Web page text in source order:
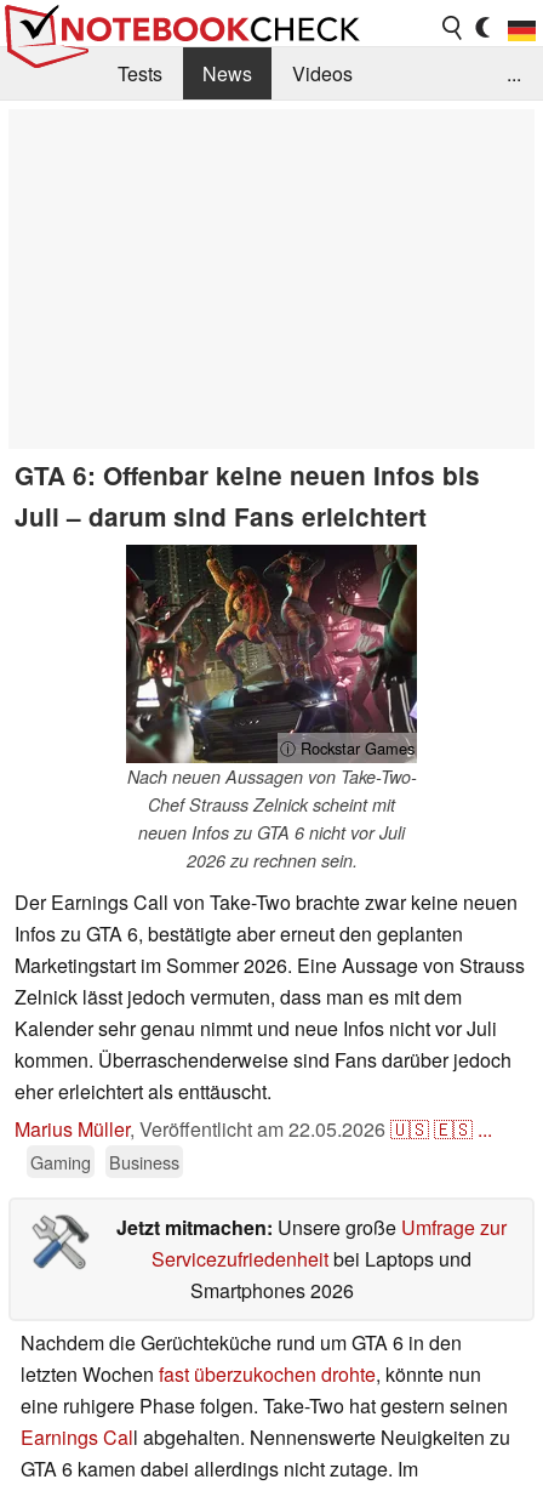
Tests News
Videos
...
GTA 6: Offenbar keine neuen Infos bis
Juli – darum sind Fans erleichtert
ⓘ Rockstar Games
Nach neuen Aussagen von Take-Two-
Chef Strauss Zelnick scheint mit
neuen Infos zu GTA 6 nicht vor Juli
2026 zu rechnen sein.
Der Earnings Call von Take-Two brachte zwar keine neuen
Infos zu GTA 6, bestätigte aber erneut den geplanten
Marketingstart im Sommer 2026. Eine Aussage von Strauss
Zelnick lässt jedoch vermuten, dass man es mit dem
Kalender sehr genau nimmt und neue Infos nicht vor Juli
kommen. Überraschenderweise sind Fans darüber jedoch
eher erleichtert als enttäuscht.
Marius Müller, Veröffentlicht am22.05.2026🇺🇸🇪🇸 ...
Gaming Business
Jetzt mitmachen: Unsere große Umfrage zur
Servicezufriedenheitbei Laptops und
Smartphones 2026
Nachdem die Gerüchteküche rund um GTA 6 in den
letzten Wochen fast überzukochen drohte, könnte nun
eine ruhigere Phase folgen. Take-Two hat gestern seinen
Earnings Call abgehalten. Nennenswerte Neuigkeiten zu
GTA 6 kamen dabei allerdings nicht zutage. Im